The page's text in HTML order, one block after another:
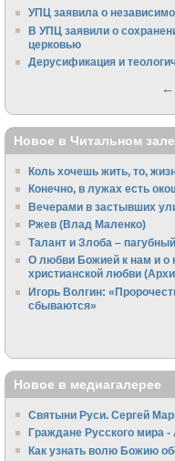
УПЦ заявила о
В УПЦ заявили о
церковью
Дерусификация и
←
Новое в Читальном зале
Коль хочешь жить, то,
Конечно, в лужах есть
Вечерами в застывших
Ржев (Влад Маленко)
Талант и Злоба –
О любви Божией к нам и о
христианской любви
Игорь Волгин:
сбываются»
Новое в медиагалерее
Святыни Руси. Сергей
Граждане Русского мира
Как узнать волю Божию